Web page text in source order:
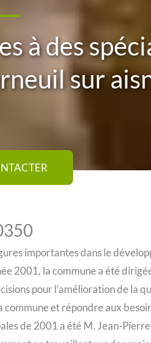
à des
sur
importantes dans le
2001, la commune a été
pour l’amélioration de la
et répondre aux
de 2001 a été M. Jean-